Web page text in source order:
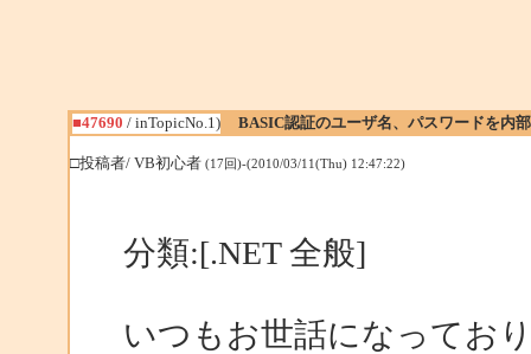
■47690 / inTopicNo.1) BASIC認証のユーザ名、パスワードを内
□投稿者/ VB初心者 (17回)-(2010/03/11(Thu) 12:47:22)
分類:[.NET 全般]
いつもお世話になってお